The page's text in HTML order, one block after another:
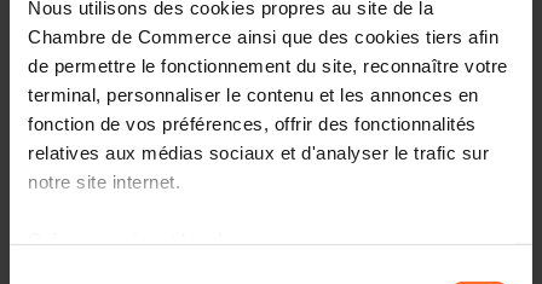
Nous utilisons des cookies propres au site de la
Chambre de Commerce ainsi que des cookies tiers afin
de permettre le fonctionnement du site, reconnaître votre
terminal, personnaliser le contenu et les annonces en
fonction de vos préférences, offrir des fonctionnalités
relatives aux médias sociaux et d'analyser le trafic sur
notre site internet.